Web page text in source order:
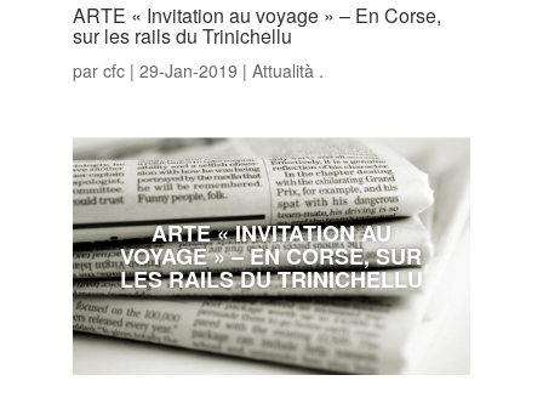
ARTE « Invitation au voyage » – En Corse,
sur les rails du Trinichellu
par cfc| 29-Jan-2019 | Attualità .
ARTE « INVITATION AU
VOYAGE » – EN CORSE, SUR
LES RAILS DU TRINICHELLU